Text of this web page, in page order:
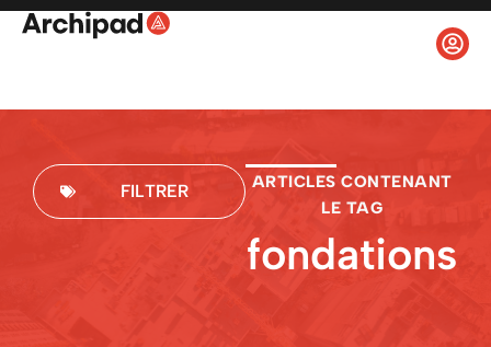
ARTICLES CONTENANT
LE TAG
fondations
FILTRER